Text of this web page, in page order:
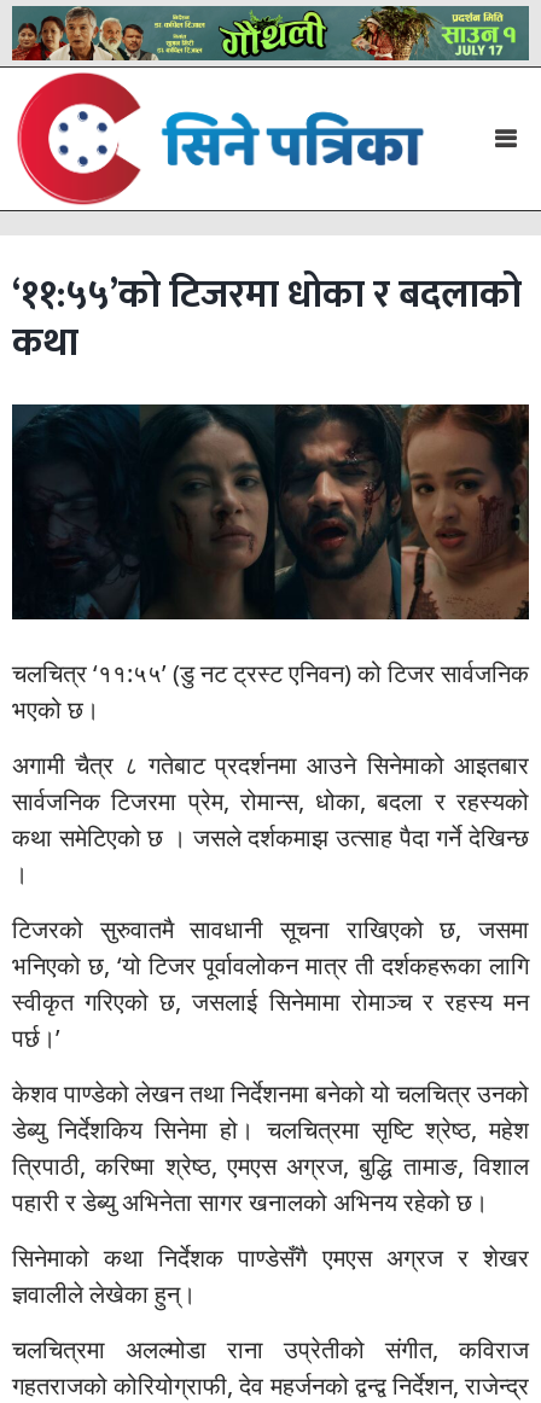
‘११:५५’को टिजरमा धोका र बदलाको
कथा
चलचित्र ‘११:५५’ (डु नट ट्रस्ट एनिवन) को टिजर सार्वजनिक
भएको छ।
अगामी चैत्र ८ गतेबाट प्रदर्शनमा आउने सिनेमाको आइतबार
सार्वजनिक टिजरमा प्रेम, रोमान्स, धोका, बदला र रहस्यको
कथा समेटिएको छ । जसले दर्शकमाझ उत्साह पैदा गर्ने देखिन्छ
।
टिजरको सुरुवातमै सावधानी सूचना राखिएको छ, जसमा
भनिएको छ, ‘यो टिजर पूर्वावलोकन मात्र ती दर्शकहरूका लागि
स्वीकृत गरिएको छ, जसलाई सिनेमामा रोमाञ्च र रहस्य मन
पर्छ।’
केशव पाण्डेको लेखन तथा निर्देशनमा बनेको यो चलचित्र उनको
डेब्यु निर्देशकिय सिनेमा हो। चलचित्रमा सृष्टि श्रेष्ठ, महेश
त्रिपाठी, करिष्मा श्रेष्ठ, एमएस अग्रज, बुद्धि तामाङ, विशाल
पहारी र डेब्यु अभिनेता सागर खनालको अभिनय रहेको छ।
सिनेमाको कथा निर्देशक पाण्डेसँगै एमएस अग्रज र शेखर
ज्ञवालीले लेखेका हुन्।
चलचित्रमा अलल्मोडा राना उप्रेतीको संगीत, कविराज
गहतराजको कोरियोग्राफी, देव महर्जनको द्वन्द्व निर्देशन, राजेन्द्र